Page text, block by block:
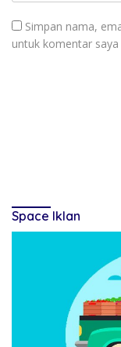
Simpan nama,
untuk komentar saya
Space Iklan